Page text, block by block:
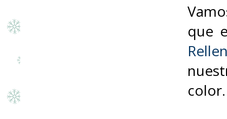
que
color.